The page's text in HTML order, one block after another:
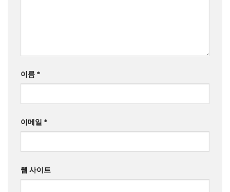
이름 *
이메일 *
웹 사이트